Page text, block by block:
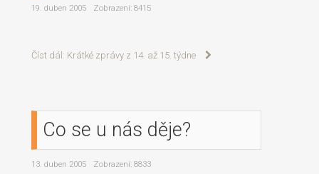
19. duben 2005 Zobrazení: 8415
Číst dál: Krátké zprávy z 14. až 15. týdne
Co se u nás děje?
13. duben 2005 Zobrazení: 8833